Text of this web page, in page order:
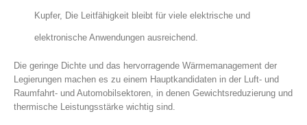
Kupfer, Die Leitfähigkeit bleibt für viele elektrische und
elektronische Anwendungen ausreichend.
Die geringe Dichte und das hervorragende Wärmemanagement der
Legierungen machen es zu einem Hauptkandidaten in der Luft- und
Raumfahrt- und Automobilsektoren, in denen Gewichtsreduzierung und
thermische Leistungsstärke wichtig sind.